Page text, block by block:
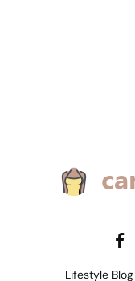
Lifestyle